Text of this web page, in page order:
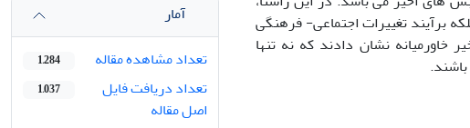
برآیند تغییرات اجتماعی- فرهنگی
نشان دادند که نه تنها
آمار
تعداد مشاهده مقاله
1,284
تعداد دریافت فایل
اصل مقاله
1,037